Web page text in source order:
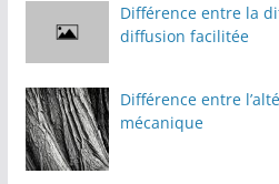
Différence entre la
diffusion facilitée
Différence entre
mécanique